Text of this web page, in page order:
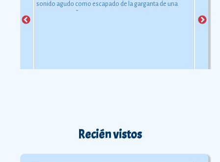
sonido agudo como escapado de la garganta de una
Recién vistos